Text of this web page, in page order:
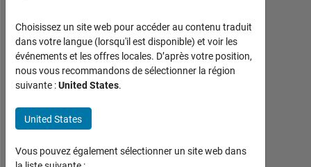
zhou
Nanjing
Fujitsu
Last
seen:
6 ans il
y a
Choisissez un site web pour accéder au contenu traduit
dans votre langue (lorsqu'il est disponible) et voir les
événements et les offres locales. D’après votre position,
nous vous recommandons de sélectionner la région
suivante :United States.
United States
Vous pouvez également sélectionner un site web dans